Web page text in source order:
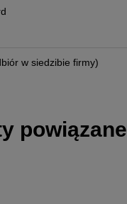
w siedzibie firmy)
powiązane